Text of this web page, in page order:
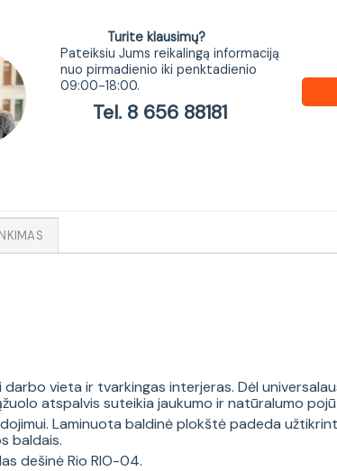
Turite klausimų?
Pateiksiu Jums reikalingą informaciją
nuo pirmadienio iki penktadienio
09:00-18:00.
Tel. 8 656 88181
vieta ir tvarkingas interjeras. Dėl
atspalvis suteikia jaukumo ir natūralumo
Laminuota baldinė plokštė padeda
baldais.
dešinė Rio RIO-04.